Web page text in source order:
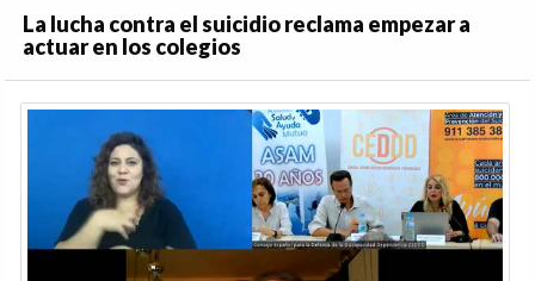
La lucha contra el suicidio reclama empezar a
actuar en los colegios